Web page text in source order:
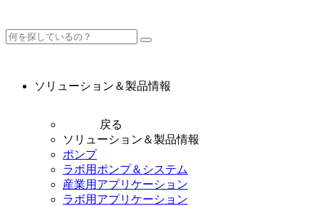
ソリューション＆製品情報
戻る
ソリューション＆製品情報
ポンプ
ラボ用ポンプ＆システム
産業用アプリケーション
ラボ用アプリケーション